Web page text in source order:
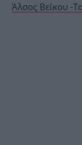
Άλσος Βεΐκου -